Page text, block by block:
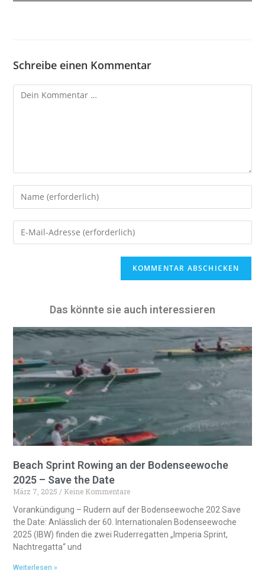
Schreibe einen Kommentar
n
t
i
v
e
Das könnte sie auch interessieren
Beach Sprint Rowing an der Bodenseewoche
2025 – Save the Date
März 7, 2025
Keine Kommentare
Vorankündigung – Rudern auf der Bodenseewoche 202 Save
the Date: Anlässlich der 60. Internationalen Bodenseewoche
2025 (IBW) finden die zwei Ruderregatten „Imperia Sprint,
Nachtregatta“ und
Weiterlesen »